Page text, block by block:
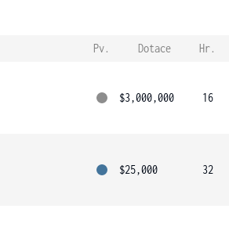
Pv. Dotace
Hr.
$3,000,000
16
$25,000
32